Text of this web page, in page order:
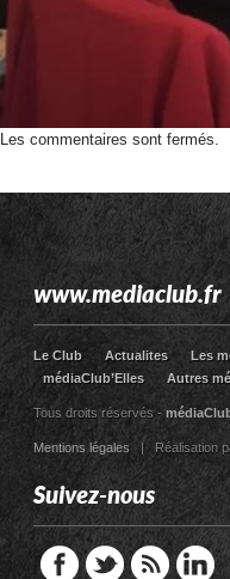
Les commentaires sont fermés.
www.mediaclub.fr
Le Club Actualites Les
médiaClub’Elles
Autres
Tous droits réservés -
Mentions légales| Réalisation
Suivez-nous